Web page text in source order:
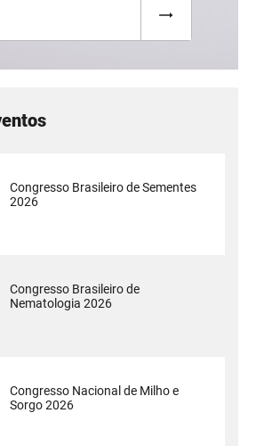
Congresso Brasileiro de Sementes
2026
Congresso Brasileiro de
Nematologia 2026
Congresso Nacional de Milho e
Sorgo 2026